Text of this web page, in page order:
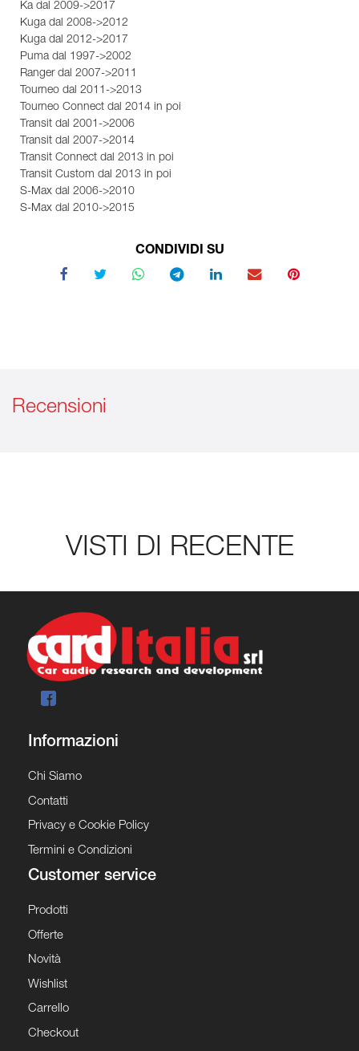
Ka dal 2009->2017
Kuga dal 2008->2012
Kuga dal 2012->2017
Puma dal 1997->2002
Ranger dal 2007->2011
Tourneo dal 2011->2013
Tourneo Connect dal 2014 in poi
Transit dal 2001->2006
Transit dal 2007->2014
Transit Connect dal 2013 in poi
Transit Custom dal 2013 in poi
S-Max dal 2006->2010
S-Max dal 2010->2015
CONDIVIDI SU
Recensioni
VISTI DI RECENTE
Informazioni
Chi Siamo
Contatti
Privacy e Cookie Policy
Termini e Condizioni
Customer service
Prodotti
Offerte
Novità
Wishlist
Carrello
Checkout